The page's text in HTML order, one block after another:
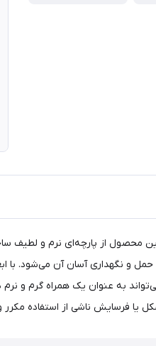
محصول از پارچه‌ای نرم و لطیف
آسان آن می‌شود. با
به عنوان یک همراه گرم و
یا فرسایش ناشی از استفاده